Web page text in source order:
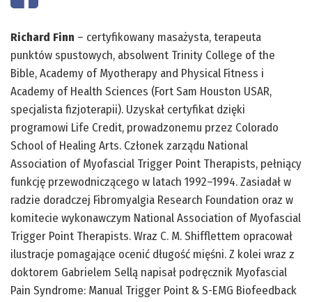
Richard Finn – certyfikowany masażysta, terapeuta
punktów spustowych, absolwent Trinity College of the
Bible, Academy of Myotherapy and Physical Fitness i
Academy of Health Sciences (Fort Sam Houston USAR,
specjalista fizjoterapii). Uzyskał certyfikat dzięki
programowi Life Credit, prowadzonemu przez Colorado
School of Healing Arts. Członek zarządu National
Association of Myofascial Trigger Point Therapists, pełniący
funkcję przewodniczącego w latach 1992–1994. Zasiadał w
radzie doradczej Fibromyalgia Research Foundation oraz w
komitecie wykonawczym National Association of Myofascial
Trigger Point Therapists. Wraz C. M. Shifflettem opracował
ilustracje pomagające ocenić długość mięśni. Z kolei wraz z
doktorem Gabrielem Sellą napisał podręcznik Myofascial
Pain Syndrome: Manual Trigger Point & S-EMG Biofeedback